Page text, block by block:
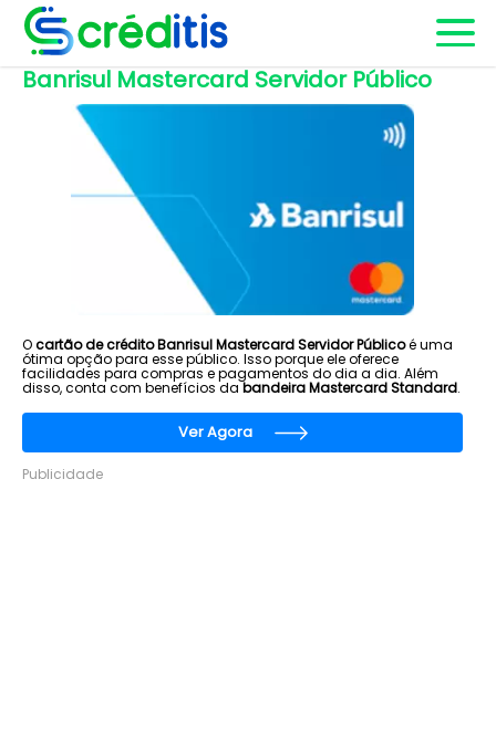
Banrisul Mastercard Servidor Público
Ocartão de crédito Banrisul Mastercard Servidor Públicoé uma
ótima opção para esse público. Isso porque ele oferece
facilidades para compras e pagamentos do dia a dia. Além
disso, conta com benefícios dabandeira Mastercard Standard.
Ver Agora
Publicidade